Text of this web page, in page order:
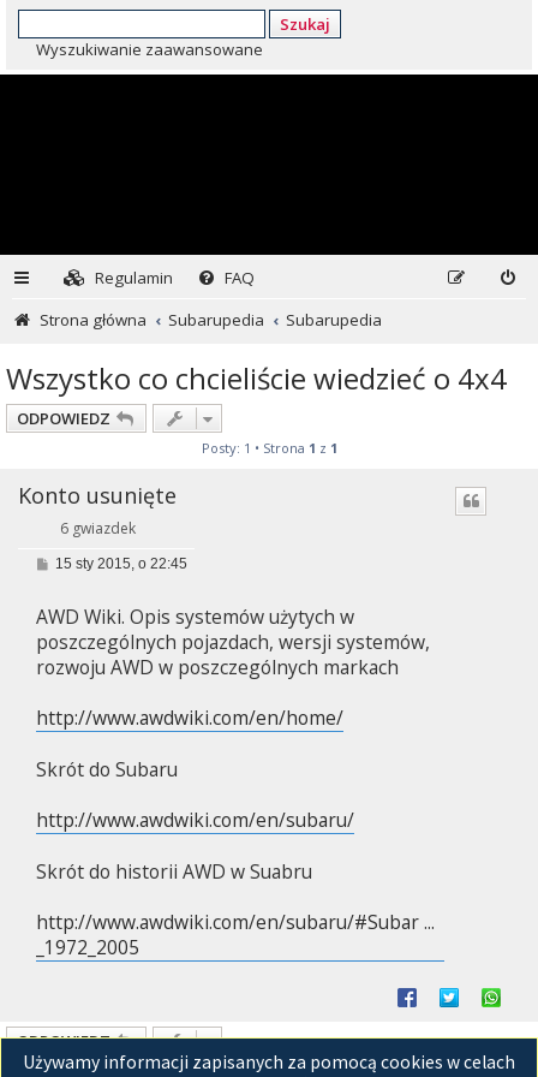
Szukaj
Wyszukiwanie zaawansowane
Regulamin
FAQ
Strona główna
Subarupedia Subarupedia
Wszystko co chcieliście wiedzieć o 4x4
ODPOWIEDZ
Posty: 1 • Strona 1 z 1
Konto usunięte
6 gwiazdek
P
t
15 sty 2015, o 22:45
AWD Wiki. Opis systemów użytych w
poszczególnych pojazdach, wersji systemów,
rozwoju AWD w poszczególnych markach
http://www.awdwiki.com/en/home/
Skrót do Subaru
http://www.awdwiki.com/en/subaru/
Skrót do historii AWD w Suabru
http://www.awdwiki.com/en/subaru/#Subar ...
_1972_2005
ODPOWIEDZ
Posty: 1 • Strona 1z1
Używamy informacji zapisanych za pomocą cookies w celach